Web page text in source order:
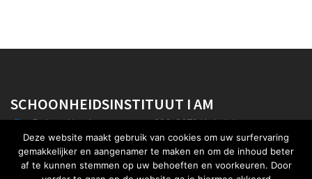
SCHOONHEIDSINSTITUUT I AM
Robert Vandammestraat 206, 8670 Koksijde
+32 477 344 188
info@instituut-i-am.be
Deze website maakt gebruik van cookies om uw surfervaring
gemakkelijker en aangenamer te maken en om de inhoud beter
af te kunnen stemmen op uw behoeften en voorkeuren. Door